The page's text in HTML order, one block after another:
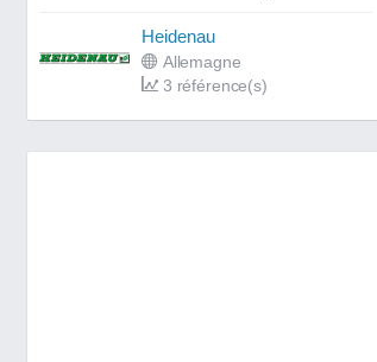
Heidenau
Allemagne
3 référence(s)